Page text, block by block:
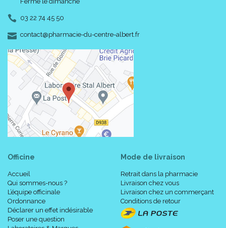
03 22 74 45 50
contact-
@-
pharmacie-du-centre-albert.fr
Officine
Accueil
Qui sommes-nous ?
L’équipe officinale
Ordonnance
Déclarer un effet indésirable
Poser une question
Mode de livraison
Retrait dans la pharmacie
Livraison chez vous
Livraison chez un commerçant
Conditions de retour